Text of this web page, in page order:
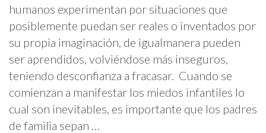
humanos experimentan por situaciones que
posiblemente puedan ser reales o inventados por
su propia imaginación, de igualmanera pueden
ser aprendidos, volviéndose más inseguros,
teniendo desconfianza a fracasar. Cuando se
comienzan a manifestar los miedos infantiles lo
cual son inevitables, es importante que los padres
de familia sepan …